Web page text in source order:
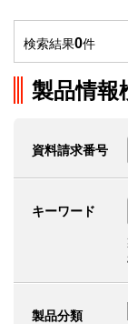
検索結果0件
製品情報
資料請求番号
キーワード
製品分類